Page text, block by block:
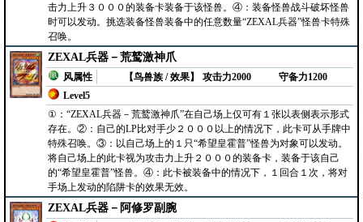
击力上升３０００的装备卡装备于该怪兽。④：装备怪兽战斗破坏怪兽
时可以发动。挑选装备怪兽装备中的任意数量“ZEXAL兵器”怪兽卡特殊
召唤。
ZEXAL兵器－荒鹫激神爪
风属性
【鸟兽族 / 效果】
Level5
攻击力2000 守备力1200
①：“ZEXAL兵器－荒鹫激神爪”在自己场上仅可有１张以表侧表示形式
存在。②：自己的LP比对手少２０００以上的情况下，此卡可从手牌中
特殊召唤。③：以自己场上的１只“希望皇霍普”怪兽为对象可以发动。
将自己场上的此卡视为攻击力上升２０００的装备卡，装备于该自己
的“希望皇霍普”怪兽。④：此卡被装备中的情况下，１回合１次，将对
手场上发动的陷阱卡的效果无效。
ZEXAL兵器－阿修罗副腕